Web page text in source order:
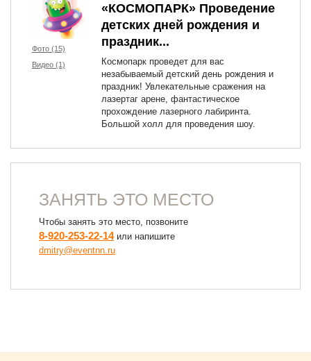
Фото (15)
Видео (1)
«КОСМОПАРК» Проведение
детских дней рождения и
праздник...
Космопарк проведет для вас
незабываемый детский день рождения и
праздник! Увлекательные сражения на
лазертаг арене, фантастическое
прохождение лазерного лабиринта.
Большой холл для проведения шоу.
ЗАНЯТЬ ЭТО МЕСТО
Чтобы занять это место, позвоните
8-920-253-22-14или напишите
dmitry@eventnn.ru